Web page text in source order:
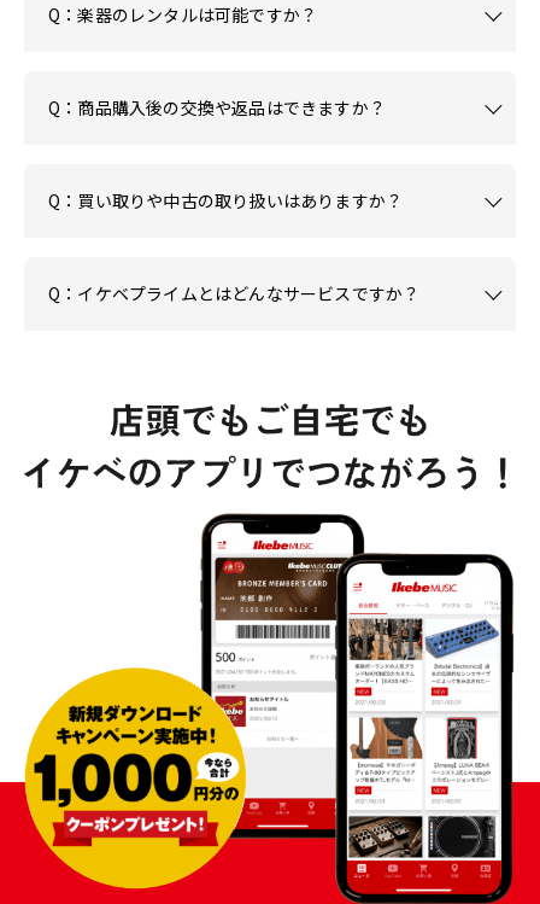
Q：楽器のレンタルは可能ですか？
Q：商品購入後の交換や返品はできますか？
Q：買い取りや中古の取り扱いはありますか？
Q：イケベプライムとはどんなサービスですか？